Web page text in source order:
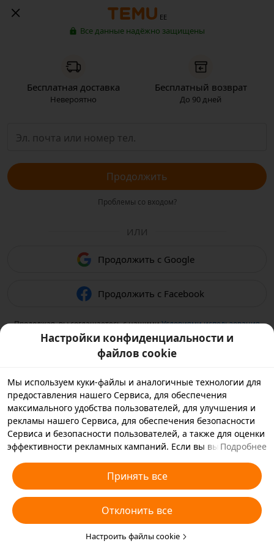
EE
Все данные надёжно защищены
Бесплатная доставка
Невероятно
Бесплатный возврат
До 90 дней
Продолжить
Проблемы со входом?
ИЛИ
Продолжить с Google
Продолжить с Facebook
Продолжая, вы соглашаетесь с нашимиУсловиями использования
и подтверждаете, что прочитали нашу Политику
конфиденциальности
Настройки конфиденциальности и
файлов cookie
Мы используем куки-файлы и аналогичные технологии для
предоставления нашего Сервиса, для обеспечения
максимального удобства пользователей, для улучшения и
рекламы нашего Сервиса, для обеспечения безопасности
Сервиса и безопасности пользователей, а также для оценки
эффективности рекламных кампаний. Если вы выбираете
с которыми мы работаем, будем хранить куки-файлы и
использовать аналогичные технологии на вашем
устройстве в рекламных целях. Вы также можете выбрать
«Отклонить все», чтобы отклонить все необязательные
куки-файлы, или выбрать, какие типы куки-файлов
необходимо принять или отклонить. Для этого нажмите
Подробнее
Принять все
Отклонить все
Настроить файлы cookie